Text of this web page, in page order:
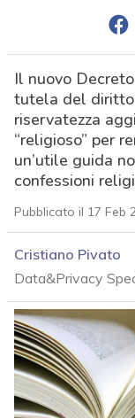
Il nuovo
tutela del
riservatezza
“religioso” per
un’utile guida
confessioni
Pubblicato il 17 Feb
Cristiano Pivato
Data&Privacy